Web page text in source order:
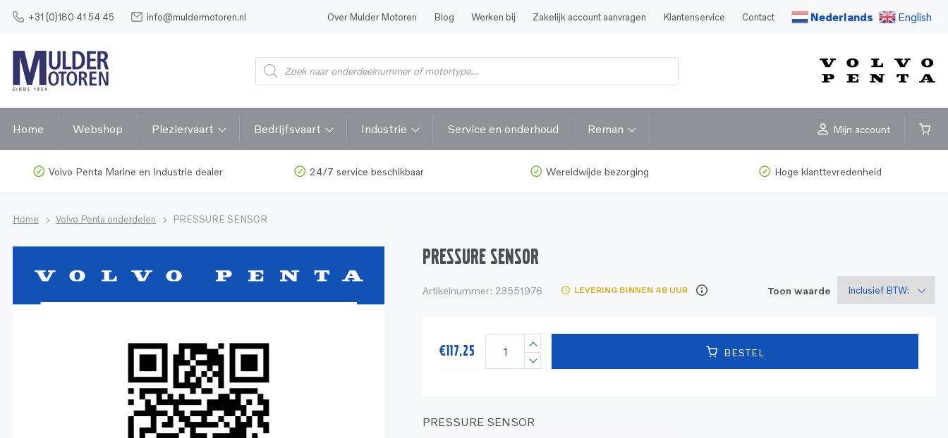
+31 (0)180 41 54 45 info@muldermotoren.nl Over Mulder Motoren Blog Werken bij Zakelijk account aanvragen Klantenservice Contact Nederlands English
Home Webshop Pleziervaart Bedrijfsvaart Industrie Service en onderhoud Reman Mijn account
Volvo Penta Marine en Industrie dealer 24/7 service beschikbaar Wereldwijde bezorging Hoge klanttevredenheid
Home Volvo Penta onderdelen PRESSURE SENSOR
PRESSURE SENSOR
Artikelnummer: 23551976 LEVERING BINNEN 48 UUR Toon waarde
€117,25 BESTEL
PRESSURE SENSOR